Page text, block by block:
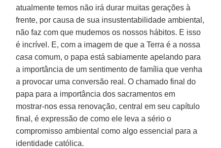
atualmente temos não irá durar muitas gerações à
frente, por causa de sua insustentabilidade ambiental,
não faz com que mudemos os nossos hábitos. E isso
é incrível. E, com a imagem de que a Terra é a nossa
casa comum, o papa está sabiamente apelando para
a importância de um sentimento de família que venha
a provocar uma conversão real. O chamado final do
papa para a importância dos sacramentos em
mostrar-nos essa renovação, central em seu capítulo
final, é expressão de como ele leva a sério o
compromisso ambiental como algo essencial para a
identidade católica.